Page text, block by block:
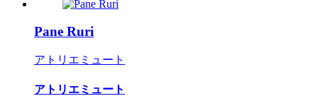
Pane Ruri
アトリエミュート
アトリエミュート